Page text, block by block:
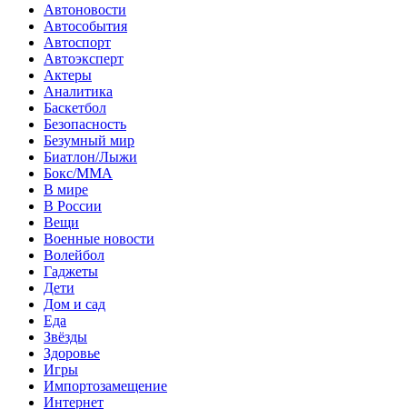
Автоновости
Автособытия
Автоспорт
Автоэксперт
Актеры
Аналитика
Баскетбол
Безопасность
Безумный мир
Биатлон/Лыжи
Бокс/MMA
В мире
В России
Вещи
Военные новости
Волейбол
Гаджеты
Дети
Дом и сад
Еда
Звёзды
Здоровье
Игры
Импортозамещение
Интернет